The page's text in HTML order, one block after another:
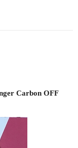
Carbon OFF